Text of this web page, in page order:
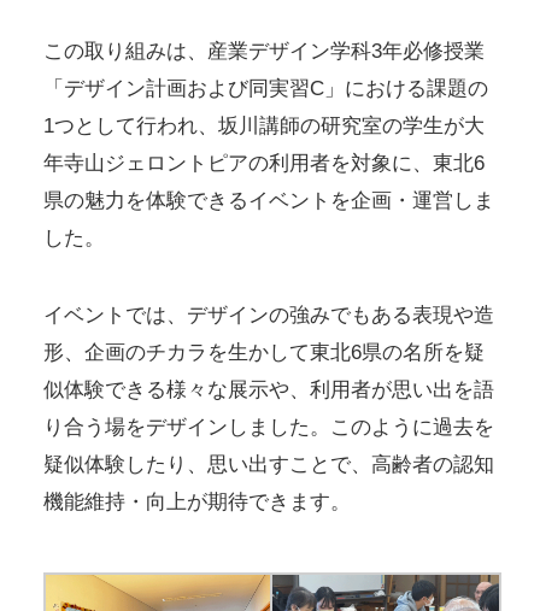
この取り組みは、産業デザイン学科3年必修授業
「デザイン計画および同実習C」における課題の
1つとして行われ、坂川講師の研究室の学生が大
年寺山ジェロントピアの利用者を対象に、東北6
県の魅力を体験できるイベントを企画・運営しま
した。
イベントでは、デザインの強みでもある表現や造
形、企画のチカラを生かして東北6県の名所を疑
似体験できる様々な展示や、利用者が思い出を語
り合う場をデザインしました。このように過去を
疑似体験したり、思い出すことで、高齢者の認知
機能維持・向上が期待できます。